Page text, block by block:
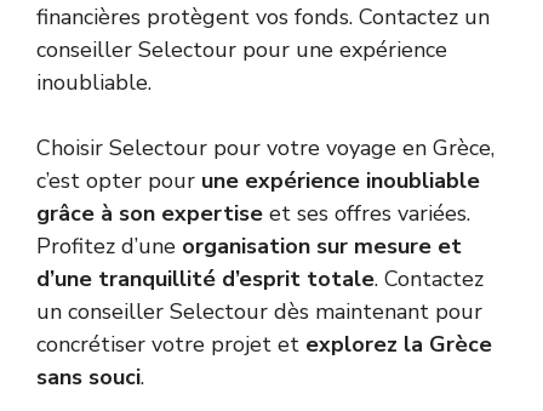
financières protègent vos fonds. Contactez un
conseiller Selectour pour une expérience
inoubliable.
Choisir Selectour pour votre voyage en Grèce,
c’est opter pour une expérience inoubliable
grâce à son expertise et ses offres variées.
Profitez d’une organisation sur mesure et
d’une tranquillité d’esprit totale. Contactez
un conseiller Selectour dès maintenant pour
concrétiser votre projet et explorez la Grèce
sans souci.